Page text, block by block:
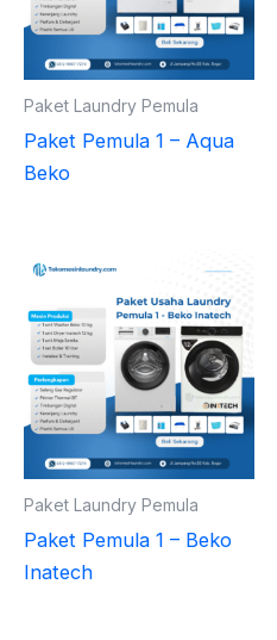
Paket Laundry Pemula
Paket Pemula 1 – Aqua
Beko
Paket Laundry Pemula
Paket Pemula 1 – Beko
Inatech